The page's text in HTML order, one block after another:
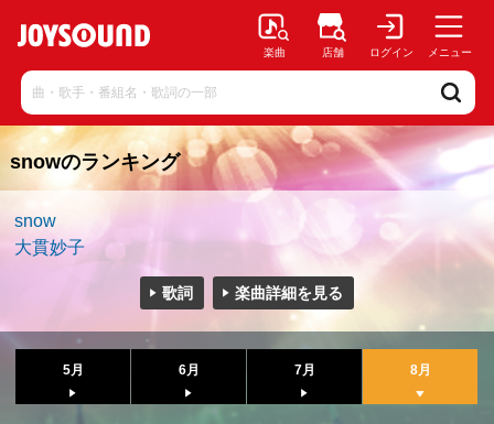
楽曲 店舗 ログイン メニュー
snowのランキング
snow
大貫妙子
歌詞 楽曲詳細を見る
5月 6月 7月 8月